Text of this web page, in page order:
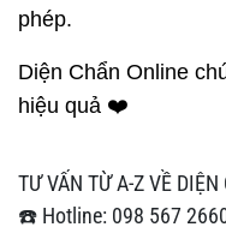
phép.
Diện Chẩn Online
hiệu quả ❤️
TƯ VẤN TỪ A-Z VỀ DIỆN
☎️ Hotline: 098 567